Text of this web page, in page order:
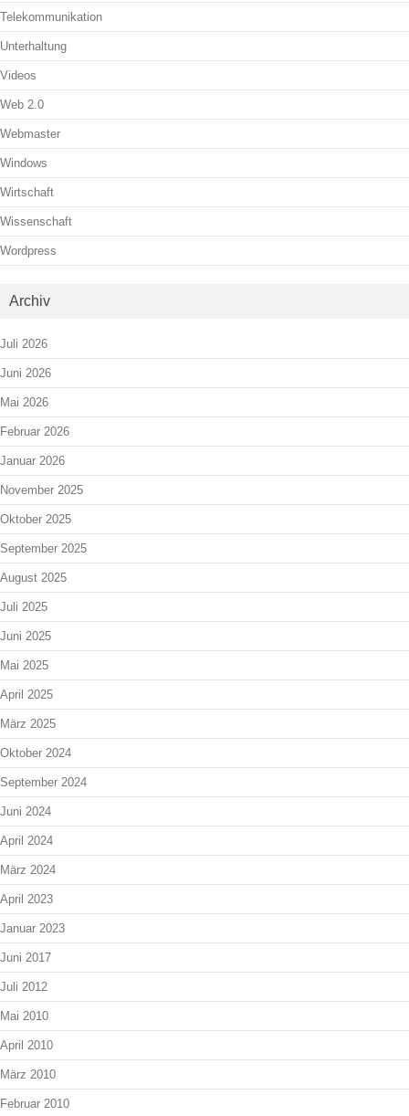
Telekommunikation
Unterhaltung
Videos
Web 2.0
Webmaster
Windows
Wirtschaft
Wissenschaft
Wordpress
Archiv
Juli 2026
Juni 2026
Mai 2026
Februar 2026
Januar 2026
November 2025
Oktober 2025
September 2025
August 2025
Juli 2025
Juni 2025
Mai 2025
April 2025
März 2025
Oktober 2024
September 2024
Juni 2024
April 2024
März 2024
April 2023
Januar 2023
Juni 2017
Juli 2012
Mai 2010
April 2010
März 2010
Februar 2010